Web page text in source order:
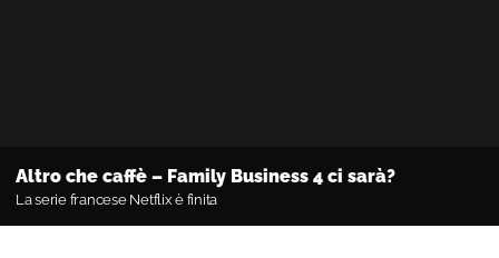
Altro che caffè – Family Business 4 ci sarà?
La serie francese Netflix è finita